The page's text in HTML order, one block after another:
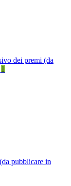
dei premi (da
1
pubblicare in